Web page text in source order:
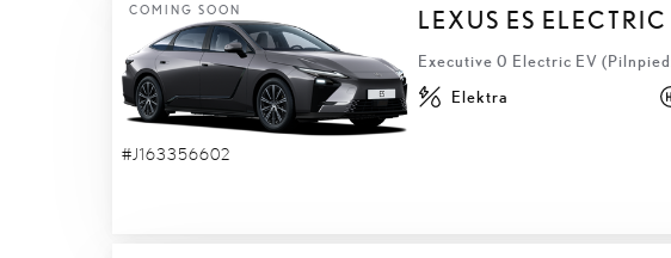
COMING SOON
#J163356602
LEXUS ES ELECTRIC
Executive 0 Electric EV
Elektra